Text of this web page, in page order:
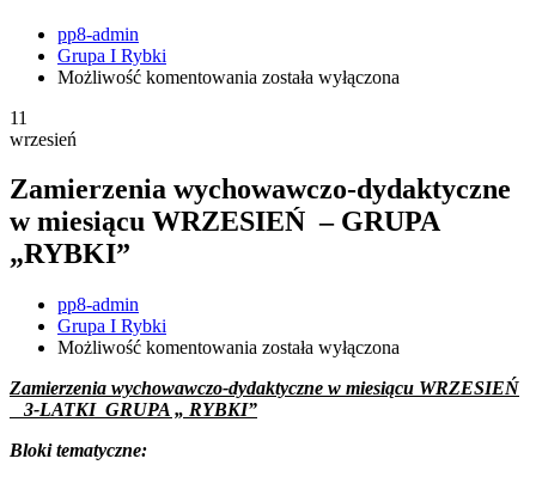
Author
pp8-admin
Grupa I Rybki
Możliwość komentowania Zamierzenia
WRZESIEŃ
–
GRUPA
została wyłączona
11
wrzesień
Zamierzenia wychowawczo-dydaktyczne
w miesiącu WRZESIEŃ – GRUPA
„RYBKI”
Author
pp8-admin
Grupa I Rybki
Możliwość komentowania Zamierzenia
dydaktyczne
została wyłączona
Zamierzenia wychowawczo-dydaktyczne w miesiącu WRZESIEŃ
3-LATKI GRUPA „ RYBKI”
Bloki tematyczne: